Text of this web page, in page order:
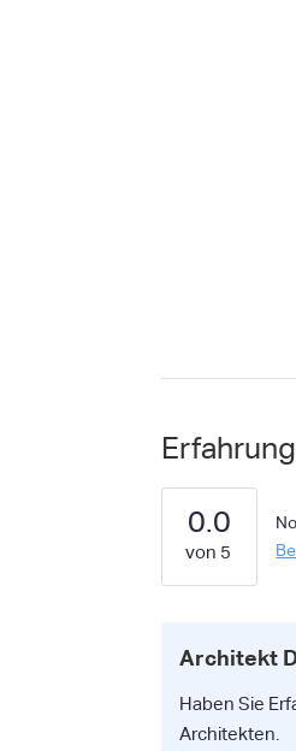
0.0
Architekt
Haben Sie
Architekten.